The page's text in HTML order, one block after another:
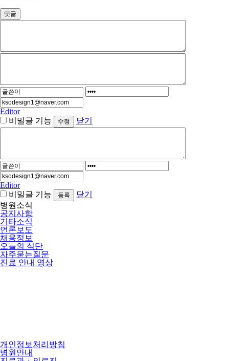
댓글
Editor
비밀글 기능
닫기
Editor
비밀글 기능
닫기
병원소식
공지사항
기타소식
언론보도
채용정보
오늘의 식단
자주묻는질문
진료 안내 영상
개인정보처리방침
병원안내